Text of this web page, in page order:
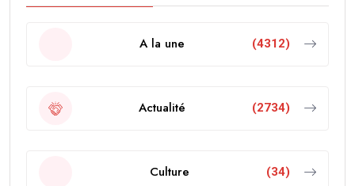
A la une (4312)
Actualité (2734)
Culture (34)